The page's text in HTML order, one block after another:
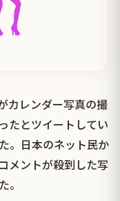
カレンダー写真の撮
たとツイートしてい
。日本のネット民か
メントが殺到した写
。